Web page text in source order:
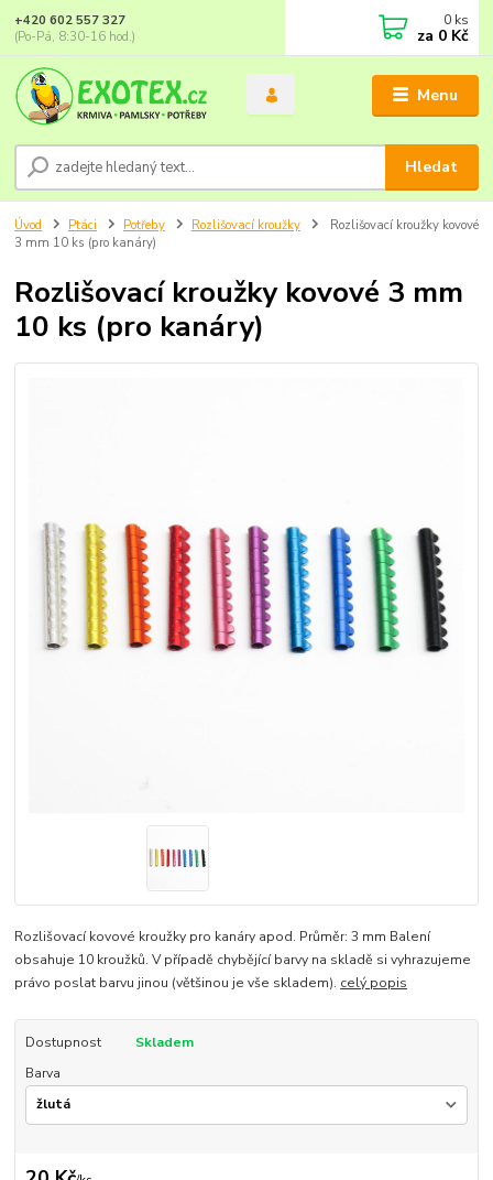
Menu
Hledat
+420 602 557 327
(Po-Pá, 8:30-16 hod.)
0 ks
za 0 Kč
Úvod Ptáci Potřeby Rozlišovací kroužky
Rozlišovací kroužky kovové
3 mm 10 ks (pro kanáry)
Rozlišovací kroužky kovové 3 mm
10 ks (pro kanáry)
Rozlišovací kovové kroužky pro kanáry apod. Průměr: 3 mm Balení
obsahuje 10 kroužků. V případě chybějící barvy na skladě si vyhrazujeme
právo poslat barvu jinou (většinou je vše skladem). celý popis
Dostupnost
Skladem
Barva